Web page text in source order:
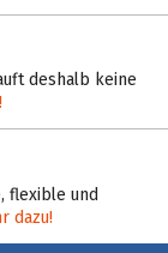
deshalb keine
flexible und
dazu!